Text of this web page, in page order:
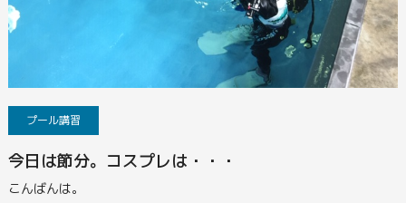
プール講習
今日は節分。コスプレは・・・
こんばんは。